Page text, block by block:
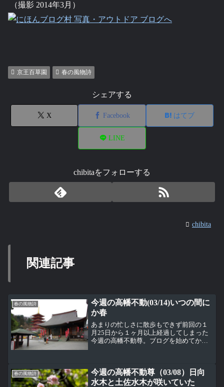
（撮影 2014年3月）
京王百草園 春の風物詩
シェアする
X Facebook はてブ
LINE
chibitaをフォローする
chibita
関連記事
春の風物詩
今週の高幡不動(03/14)いつの間に
か春
あまりの忙しさに散歩もできず前回の１
月25日から１ヶ月以上経過してしまった
今週の高幡不動尊。ブログを始めてか
か境内は春に。奥殿横では...
春の風物詩
今週の高幡不動尊（03/08）日向
水木と土佐水木が咲いていた